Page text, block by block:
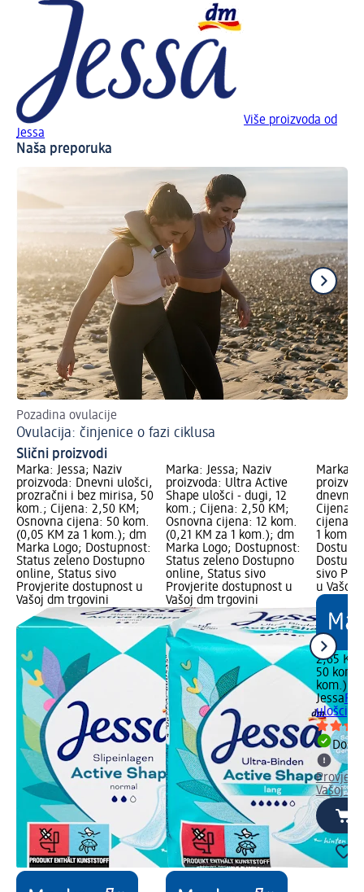
Više proizvoda od
Jessa
Naša preporuka
Pozadina ovulacije
Ovulacija: činjenice o fazi ciklusa
Slični proizvodi
Marka: Jessa; Naziv
proizvoda: Dnevni ulošci,
prozračni i bez mirisa, 50
kom.; Cijena: 2,50 KM;
Osnovna cijena: 50 kom.
(0,05 KM za 1 kom.); dm
Marka Logo; Dostupnost:
Status zeleno Dostupno
online, Status sivo
Provjerite dostupnost u
Vašoj dm trgovini
Marka: Jessa; Naziv
proizvoda: Ultra Active
Shape ulošci - dugi, 12
kom.; Cijena: 2,50 KM;
Osnovna cijena: 12 kom.
(0,21 KM za 1 kom.); dm
Marka Logo; Dostupnost:
Status zeleno Dostupno
online, Status sivo
Provjerite dostupnost u
Vašoj dm trgovini
Marka:
dnevni
Cijena:
cijena:
1 kom.);
sivo
u Vašoj
2,65 KM
50 kom.
kom.)
Jessa
ulošci,
Vašoj